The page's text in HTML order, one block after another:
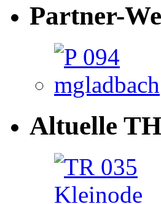
Partner-
Altuelle